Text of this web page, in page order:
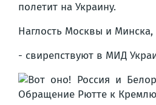
полетит на Украину.
Наглость Москвы и
- свирепствуют в МИД